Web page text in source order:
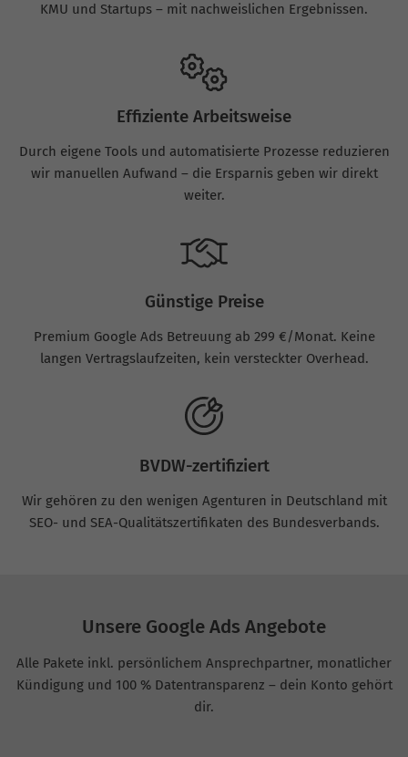
KMU und Startups – mit nachweislichen Ergebnissen.
Effiziente Arbeitsweise
Durch eigene Tools und automatisierte Prozesse reduzieren
wir manuellen Aufwand – die Ersparnis geben wir direkt
weiter.
Günstige Preise
Premium Google Ads Betreuung ab 299 €/Monat. Keine
langen Vertragslaufzeiten, kein versteckter Overhead.
BVDW-zertifiziert
Wir gehören zu den wenigen Agenturen in Deutschland mit
SEO- und SEA-Qualitätszertifikaten des Bundesverbands.
Unsere Google Ads Angebote
Alle Pakete inkl. persönlichem Ansprechpartner, monatlicher
Kündigung und 100 % Datentransparenz – dein Konto gehört
dir.